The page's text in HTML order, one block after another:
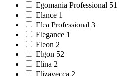
Egomania Professional 51
Elance 1
Elea Professional 3
Elegance 1
Eleon 2
Elgon 52
Elina 2
Elizavecca 2